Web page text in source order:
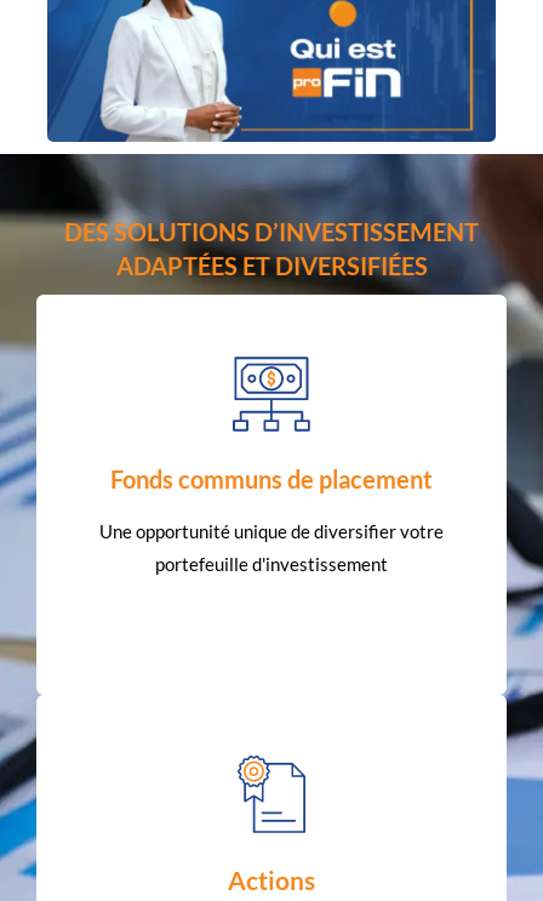
DES SOLUTIONS D’INVESTISSEMENT
ADAPTÉES ET DIVERSIFIÉES
Fonds communs de placement
Une opportunité unique de diversifier votre
portefeuille d'investissement
votre portefeuille d'investissement.
EN SAVOIR PLUS
Actions
rigoureuse d’actions.
EN SAVOIR PLUS